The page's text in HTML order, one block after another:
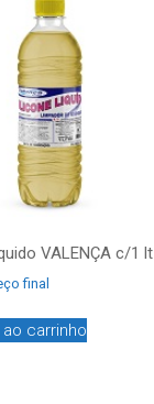
VALENÇA c/1 lt
final
carrinho